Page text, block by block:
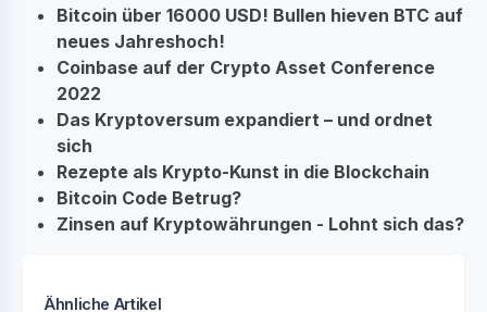
Bitcoin über 16000 USD! Bullen hieven BTC auf
neues Jahreshoch!
Coinbase auf der Crypto Asset Conference
2022
Das Kryptoversum expandiert – und ordnet
sich
Rezepte als Krypto-Kunst in die Blockchain
Bitcoin Code Betrug?
Zinsen auf Kryptowährungen - Lohnt sich das?
Ähnliche Artikel